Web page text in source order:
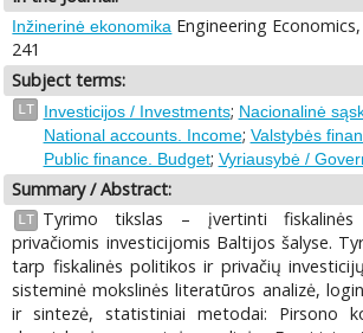
Inžinerinė ekonomika Engineering
241
Subject terms:
LT Investicijos / Investments; Nacionalinė
National accounts. Income; Valstybės
Public finance. Budget; Vyriausybė /
Summary / Abstract:
LT
Tyrimo tikslas – įvertinti
privačiomis investicijomis Baltijos šalyse.
tarp fiskalinės politikos ir privačių
sisteminė mokslinės literatūros analizė,
ir sintezė, statistiniai metodai: Pirsono